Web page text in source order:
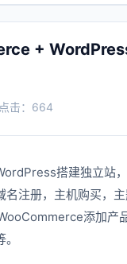
+
点击： 664
搭建独立站
名注册，主机购买，
添加产